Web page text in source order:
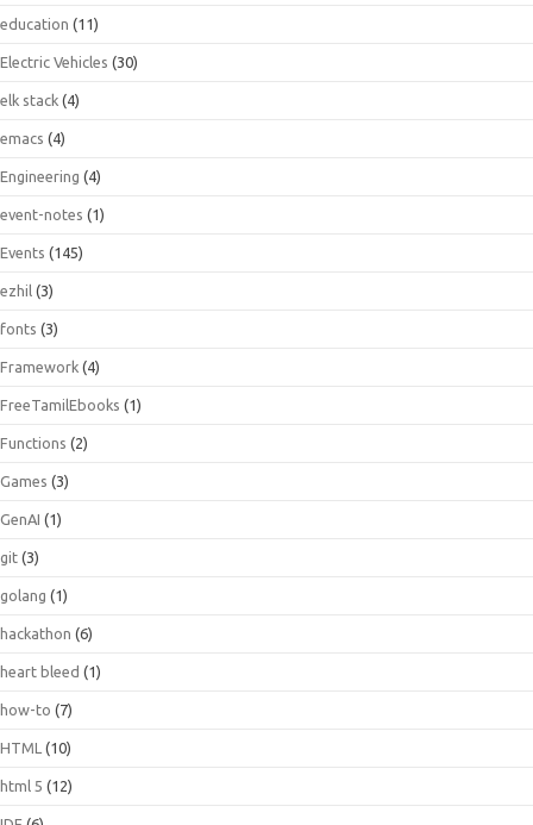
education (11)
Electric Vehicles (30)
elk stack (4)
emacs (4)
Engineering (4)
event-notes (1)
Events (145)
ezhil (3)
fonts (3)
Framework (4)
FreeTamilEbooks (1)
Functions (2)
Games (3)
GenAI (1)
git (3)
golang (1)
hackathon (6)
heart bleed (1)
how-to (7)
HTML (10)
html 5 (12)